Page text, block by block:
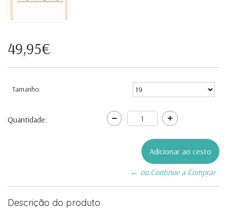
49,95€
Tamanho:
Quantidade:
← ou Continue a Comprar
Descrição do produto